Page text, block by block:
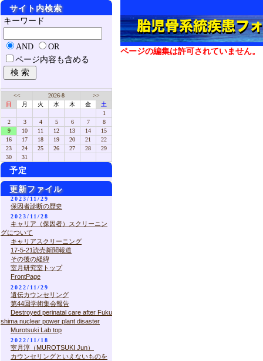
ページの編集は許可されていません。
サイト内検索
キーワード
AND
OR
ページ内容も含める
<< 2026-8
>>
日
月 火 水 木 金
土
1
2
3 4 5 6 7
8
9
10 11 12 13 14
15
16
17 18 19 20 21
22
23
24 25 26 27 28
29
30
31
予定
更新ファイル
2023/11/29
保因者診断の歴史
2023/11/28
キャリア（保因者）スクリーニン
グについて
キャリアスクリーニング
17-5-21読売新聞報道
その後の経緯
室月研究室トップ
FrontPage
2022/11/29
遺伝カウンセリング
第44回学術集会報告
Destroyed perinatal care after Fuku
shima nuclear power plant disaster
Murotsuki Lab top
2022/11/18
室月淳（MUROTSUKI Jun）
カウンセリングといえないものを